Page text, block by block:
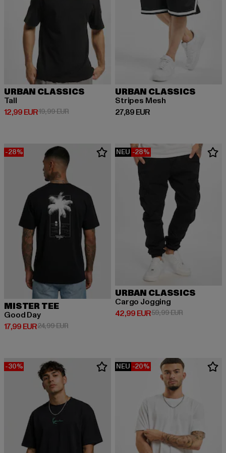
URBAN CLASSICS
Tall
12,99 EUR
Derzeitiger Preis: 12,99 EUR
19,99 EURAktionspreis: 19,99 EUR
URBAN CLASSICS
Stripes Mesh
27,89 EUR
Derzeitiger Preis: 27,89 EUR
-28%
MISTER TEE
Good Day
17,99 EUR
Derzeitiger Preis: 17,99 EUR
24,99 EURAktionspreis: 24,99 EUR
NEU -28%
URBAN CLASSICS
Cargo Jogging
42,99 EUR
Derzeitiger Preis: 42,99 EUR
59,99 EURAktionspreis:
-30% NEU -20%